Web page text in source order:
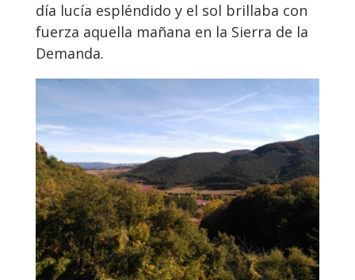
día lucía espléndido y el sol brillaba con
fuerza aquella mañana en la Sierra de la
Demanda.